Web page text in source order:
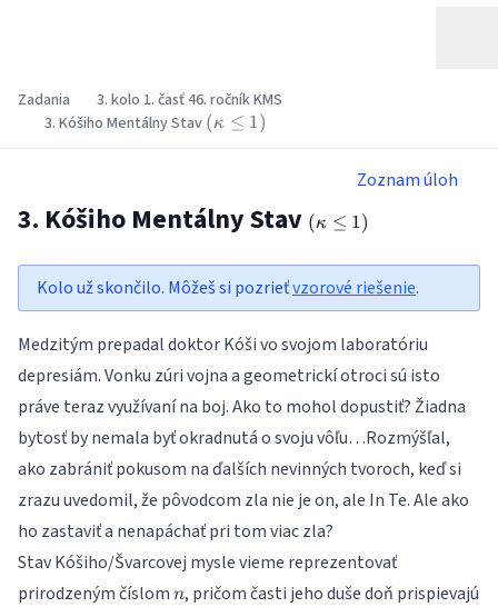
Zadania
3. kolo 1. časť 46. ročník KMS
3. Kóšiho Mentálny Stav \left(\kappa
\le 1\right)
(κ ≤ 1)
Zoznam úloh
3. Kóšiho Mentálny Stav \left(\kappa
\le 1\right)
(κ ≤ 1)
Kolo už skončilo. Môžeš si pozrieťvzorové riešenie.
Medzitým prepadal doktor Kóši vo svojom laboratóriu
depresiám. Vonku zúri vojna a geometrickí otroci sú isto
práve teraz využívaní na boj. Ako to mohol dopustiť? Žiadna
bytosť by nemala byť okradnutá o svoju vôľu…Rozmýšľal,
ako zabrániť pokusom na ďalších nevinných tvoroch, keď si
zrazu uvedomil, že pôvodcom zla nie je on, ale In Te. Ale ako
ho zastaviť a nenapáchať pri tom viac zla?
Stav Kóšiho/Švarcovej mysle vieme reprezentovať
prirodzeným číslom n
n, pričom časti jeho duše doň prispievajú